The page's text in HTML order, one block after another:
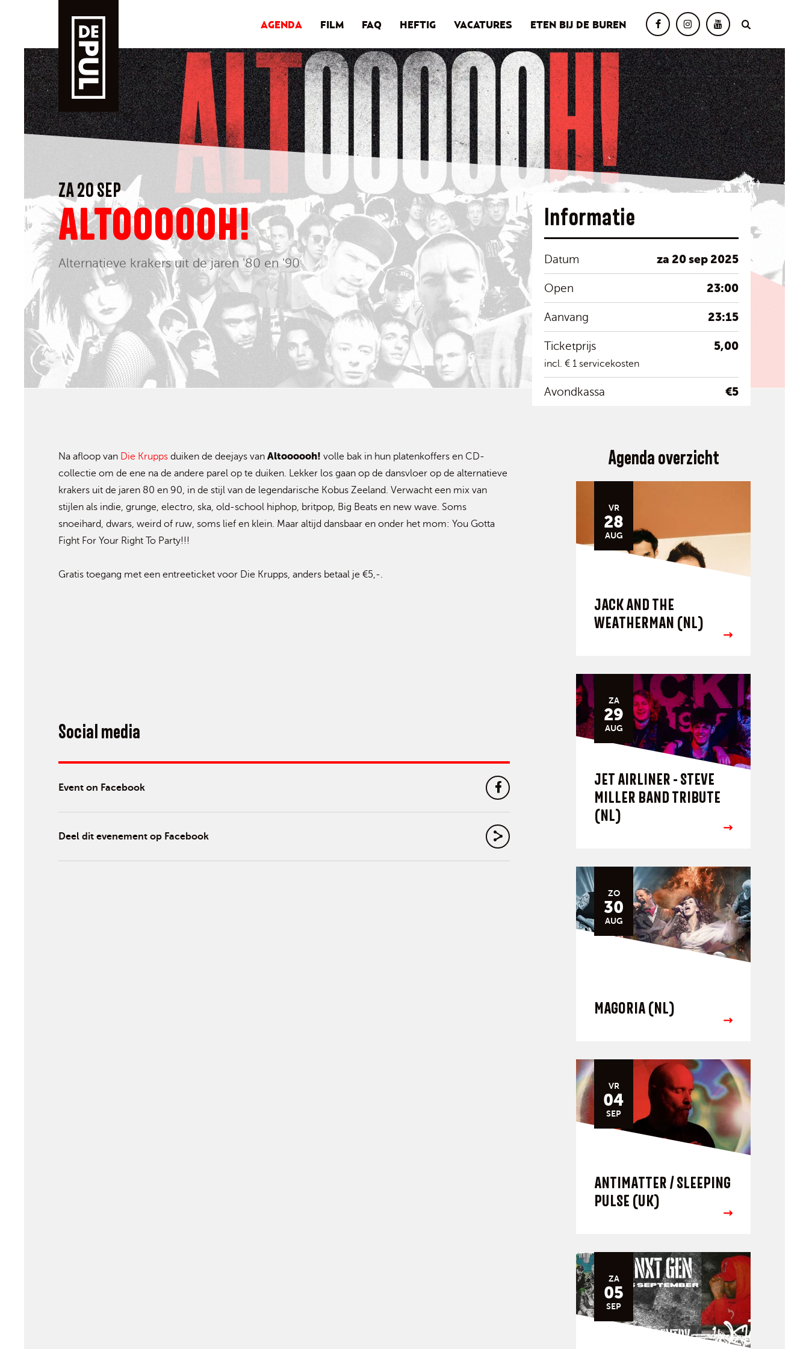
AGENDA FILM FAQ HEFTIG VACATURES ETEN BIJ DE BUREN
ZA 20 SEP
ALTOOOOOH!
Alternatieve krakers uit de jaren '80 en '90
Informatie
Datum za 20 sep 2025
Open 23:00
Aanvang 23:15
Ticketprijs 5,00
incl. € 1 servicekosten
Avondkassa €5
Na afloop van Die Krupps duiken de deejays van Altoooooh! volle bak in hun platenkoffers en CD-
collectie om de ene na de andere parel op te duiken. Lekker los gaan op de dansvloer op de alternatieve
krakers uit de jaren 80 en 90, in de stijl van de legendarische Kobus Zeeland. Verwacht een mix van
stijlen als indie, grunge, electro, ska, old-school hiphop, britpop, Big Beats en new wave. Soms
snoeihard, dwars, weird of ruw, soms lief en klein. Maar altijd dansbaar en onder het mom: You Gotta
Fight For Your Right To Party!!!
Gratis toegang met een entreeticket voor Die Krupps, anders betaal je €5,-.
Social media
Event on Facebook
Deel dit evenement op Facebook
Agenda overzicht
VR
28
AUG
JACK AND THE
WEATHERMAN (NL)
ZA
29
AUG
JET AIRLINER - STEVE
MILLER BAND TRIBUTE
(NL)
ZO
30
AUG
MAGORIA (NL)
VR
04
SEP
ANTIMATTER / SLEEPING
PULSE (UK)
ZA
05
SEP